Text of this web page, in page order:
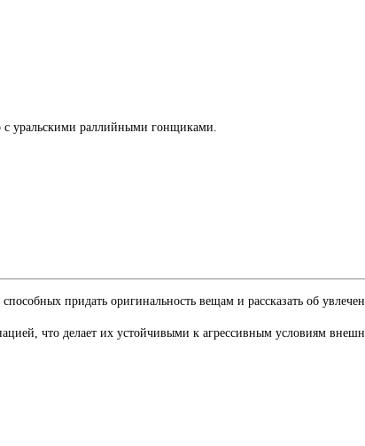
с уральскими раллийными гонщиками.
придать оригинальность вещам и рассказать об
что делает их устойчивыми к агрессивным условиям